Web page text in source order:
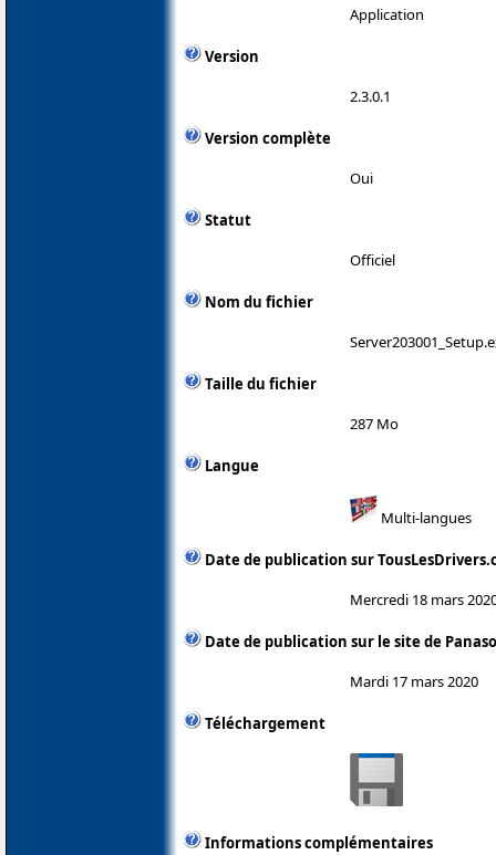
Application
Version
2.3.0.1
Version complète
Oui
Statut
Officiel
Nom du fichier
Taille du fichier
287 Mo
Langue
Multi-langues
Date de publication sur
Mercredi 18 mars
Date de publication sur le site de
Mardi 17 mars 2020
Téléchargement
Informations complémentaires